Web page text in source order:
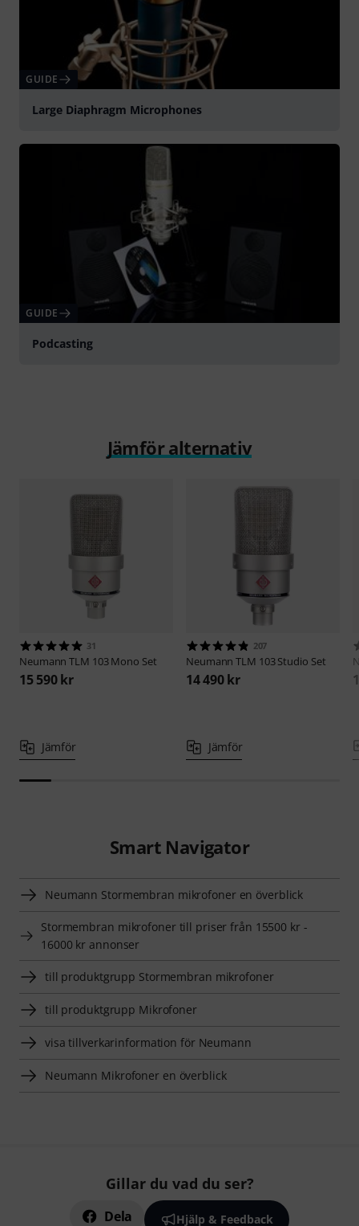
GUIDE
Large Diaphragm Microphones
GUIDE
Podcasting
Jämför alternativ
31
NeumannTLM 103 Mono Set
15 590 kr
Jämför
207
NeumannTLM 103 Studio Set
14 490 kr
Jämför
Smart Navigator
Neumann Stormembran mikrofoner en överblick
Stormembran mikrofoner till priser från 15500 kr -
16000 kr annonser
till produktgrupp Stormembran mikrofoner
till produktgrupp Mikrofoner
visa tillverkarinformation för Neumann
Neumann Mikrofoner en överblick
Gillar du vad du ser?
Dela Hjälp & Feedback